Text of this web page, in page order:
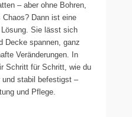
– aber ohne Bohren,
Chaos? Dann ist eine
Sie lässt sich
Decke spannen, ganz
Veränderungen. In
Schritt für Schritt, wie du
stabil befestigst –
und Pflege.